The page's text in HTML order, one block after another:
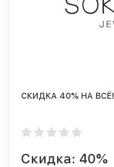
СКИДКА 40% НА ВСЁ!
Скидка: 40%